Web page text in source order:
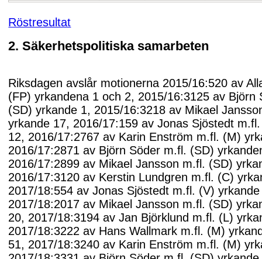
Röstresultat
2. Säkerhetspolitiska samarbeten
Riksdagen avslår motionerna 2015/16:520 av
(FP) yrkandena 1 och 2, 2015/16:3125 av Björn
(SD) yrkande 1, 2015/16:3218 av Mikael
yrkande 17, 2016/17:159 av Jonas Sjöstedt
12, 2016/17:2767 av Karin Enström m.fl. (M)
2016/17:2871 av Björn Söder m.fl. (SD)
2016/17:2899 av Mikael Jansson m.fl. (SD)
2016/17:3120 av Kerstin Lundgren m.fl. (C)
2017/18:554 av Jonas Sjöstedt m.fl. (V)
2017/18:2017 av Mikael Jansson m.fl. (SD)
20, 2017/18:3194 av Jan Björklund m.fl. (L)
2017/18:3222 av Hans Wallmark m.fl. (M)
51, 2017/18:3240 av Karin Enström m.fl. (M)